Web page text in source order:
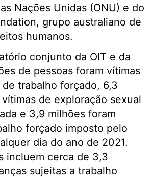
Nações Unidas (ONU) e do
grupo australiano de
humanos.
conjunto da OIT e da
de pessoas foram vítimas
trabalho forçado, 6,3
de exploração sexual
e 3,9 milhões foram
forçado imposto pelo
dia do ano de 2021.
incluem cerca de 3,3
sujeitas a trabalho